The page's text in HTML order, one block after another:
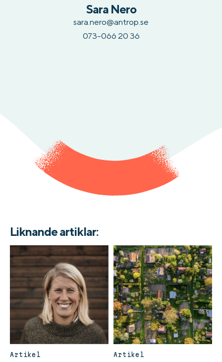
Sara Nero
sara.nero@antrop.se
073-066 20 36
Liknande artiklar:
Artikel Artikel